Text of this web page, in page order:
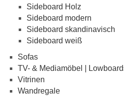
Sideboard Holz
Sideboard modern
Sideboard skandinavisch
Sideboard weiß
Sofas
TV- & Mediamöbel |
Vitrinen
Wandregale